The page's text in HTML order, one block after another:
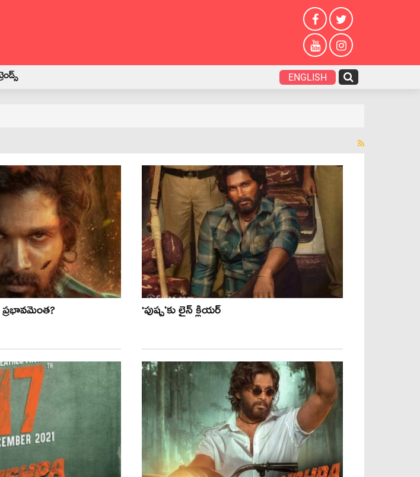
ENGLISH
‘పుష్ప’కు లైన్ క్లియర్